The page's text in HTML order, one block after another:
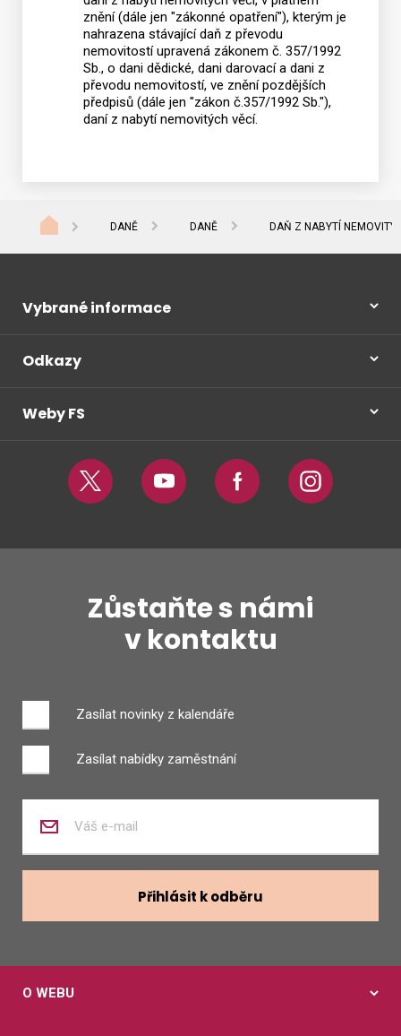
znění (dále jen "zákonné opatření"), kterým je
nahrazena stávající daň z převodu
nemovitostí upravená zákonem č. 357/1992
Sb., o dani dědické, dani darovací a dani z
převodu nemovitostí, ve znění pozdějších
předpisů (dále jen "zákon č.357/1992 Sb."),
daní z nabytí nemovitých věcí.
DANĚ DANĚ DAŇ Z NABYTÍ
Vybrané informace
Odkazy
Weby FS
Twitter Youtube Facebook Instagram
Zůstaňte s námi
v kontaktu
Zasílat novinky z kalendáře
Zasílat nabídky zaměstnání
váš
mail
Přihlásit k odběru
O WEBU